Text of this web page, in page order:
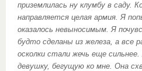
приземлилась ну клумбу в саду.
направляется целая армия. Я
оказалось невыносимым. Я
будто сделаны из железа, а все
осколки стали жечь еще
девушку, бегущую ко мне. Она